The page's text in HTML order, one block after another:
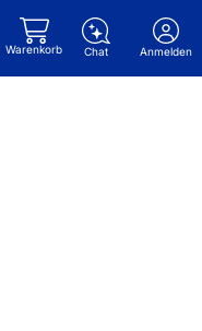
Warenkorb Chat Anmelden